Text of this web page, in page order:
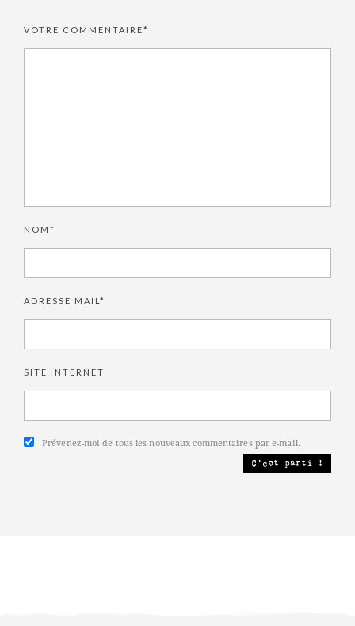
VOTRE COMMENTAIRE*
NOM*
ADRESSE MAIL*
SITE INTERNET
Prévenez-moi de tous les nouveaux commentaires par e-mail.